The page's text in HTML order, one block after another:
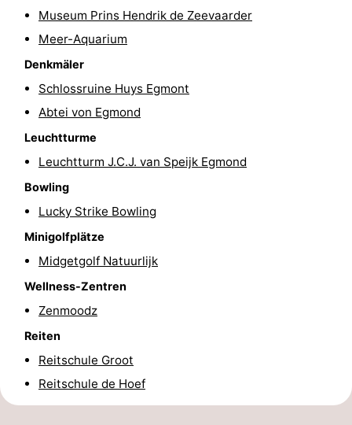
Städte
Natur
Sport
Schwimmbader
Radfahren
Reiten
Golfplatze
Surfen
Sportangeln
Blumen
Essen
Museum Prins Hendrik de Zeevaarder
Meer-Aquarium
Denkmäler
Schlossruine Huys Egmont
Abtei von Egmond
Leuchtturme
Leuchtturm J.C.J. van Speijk Egmond
Bowling
Lucky Strike Bowling
Minigolfplätze
Midgetgolf Natuurlijk
Wellness-Zentren
Zenmoodz
Reiten
Reitschule Groot
Reitschule de Hoef